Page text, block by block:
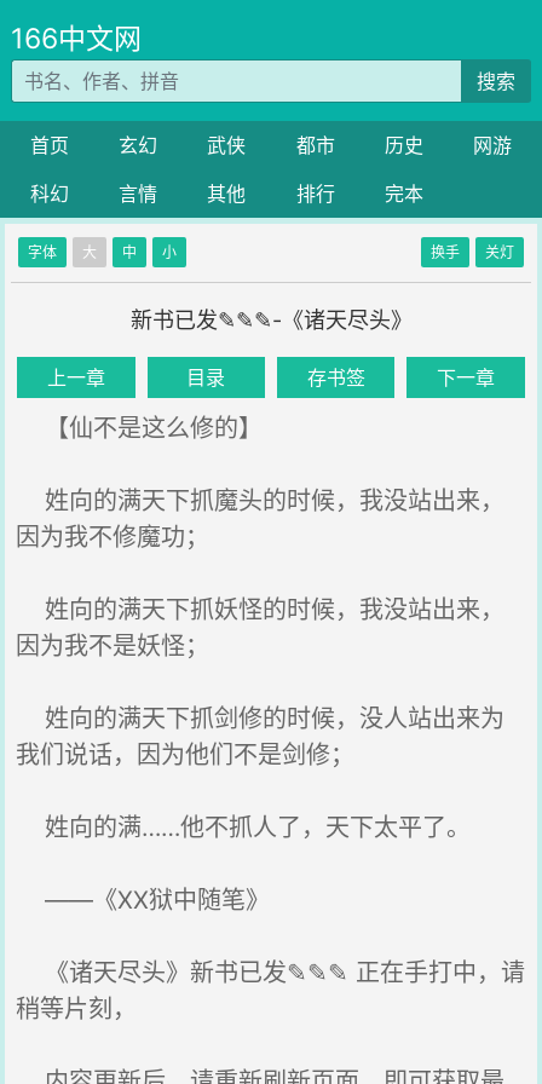
166中文网
搜索
首页 玄幻 武侠 都市 历史
网游
科幻
言情 其他 排行 完本
字体 大 中 小 换手 关灯
新书已发✎✎✎-《诸天尽头》
上一章 目录 存书签 下一章
【仙不是这么修的】
姓向的满天下抓魔头的时候，我没站出来，
因为我不修魔功；
姓向的满天下抓妖怪的时候，我没站出来，
因为我不是妖怪；
姓向的满天下抓剑修的时候，没人站出来为
我们说话，因为他们不是剑修；
姓向的满……他不抓人了，天下太平了。
——《XX狱中随笔》
《诸天尽头》新书已发✎✎✎ 正在手打中，请
稍等片刻，